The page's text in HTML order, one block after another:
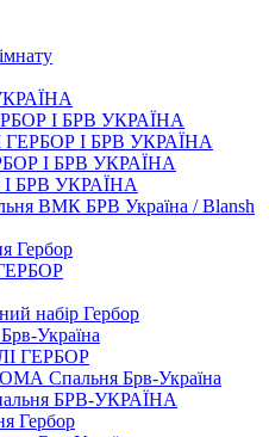
І БРВ УКРАЇНА
І БРВ УКРАЇНА
І БРВ УКРАЇНА
БРВ УКРАЇНА
ВМК БРВ Україна / Blansh
Гербор
набір Гербор
Україна
ГЕРБОР
Спальня Брв-Україна
БРВ-УКРАЇНА
Гербор